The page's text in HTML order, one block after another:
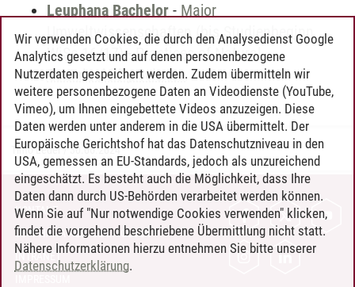
Leuphana Bachelor - Major
Umweltwissenschaften (bis Studienbeginn
WiSe 16/17)-Practices of Natural
Sustainability Science
Timo Leder/30.06.2024
KONTAKT
LEUPHANA ALS ARBEITGEBER
INTRANET
Wir verwenden Cookies, die durch den Analysedienst Google
Analytics gesetzt und auf denen personenbezogene
Nutzerdaten gespeichert werden. Zudem übermitteln wir
weitere personenbezogene Daten an Videodienste (YouTube,
Vimeo), um Ihnen eingebettete Videos anzuzeigen. Diese
Daten werden unter anderem in die USA übermittelt. Der
Europäische Gerichtshof hat das Datenschutzniveau in den
USA, gemessen an EU-Standards, jedoch als unzureichend
eingeschätzt. Es besteht auch die Möglichkeit, dass Ihre
Daten dann durch US-Behörden verarbeitet werden können.
Wenn Sie auf "Nur notwendige Cookies verwenden" klicken,
findet die vorgehend beschriebene Übermittlung nicht statt.
Nähere Informationen hierzu entnehmen Sie bitte unserer
Datenschutzerklärung.